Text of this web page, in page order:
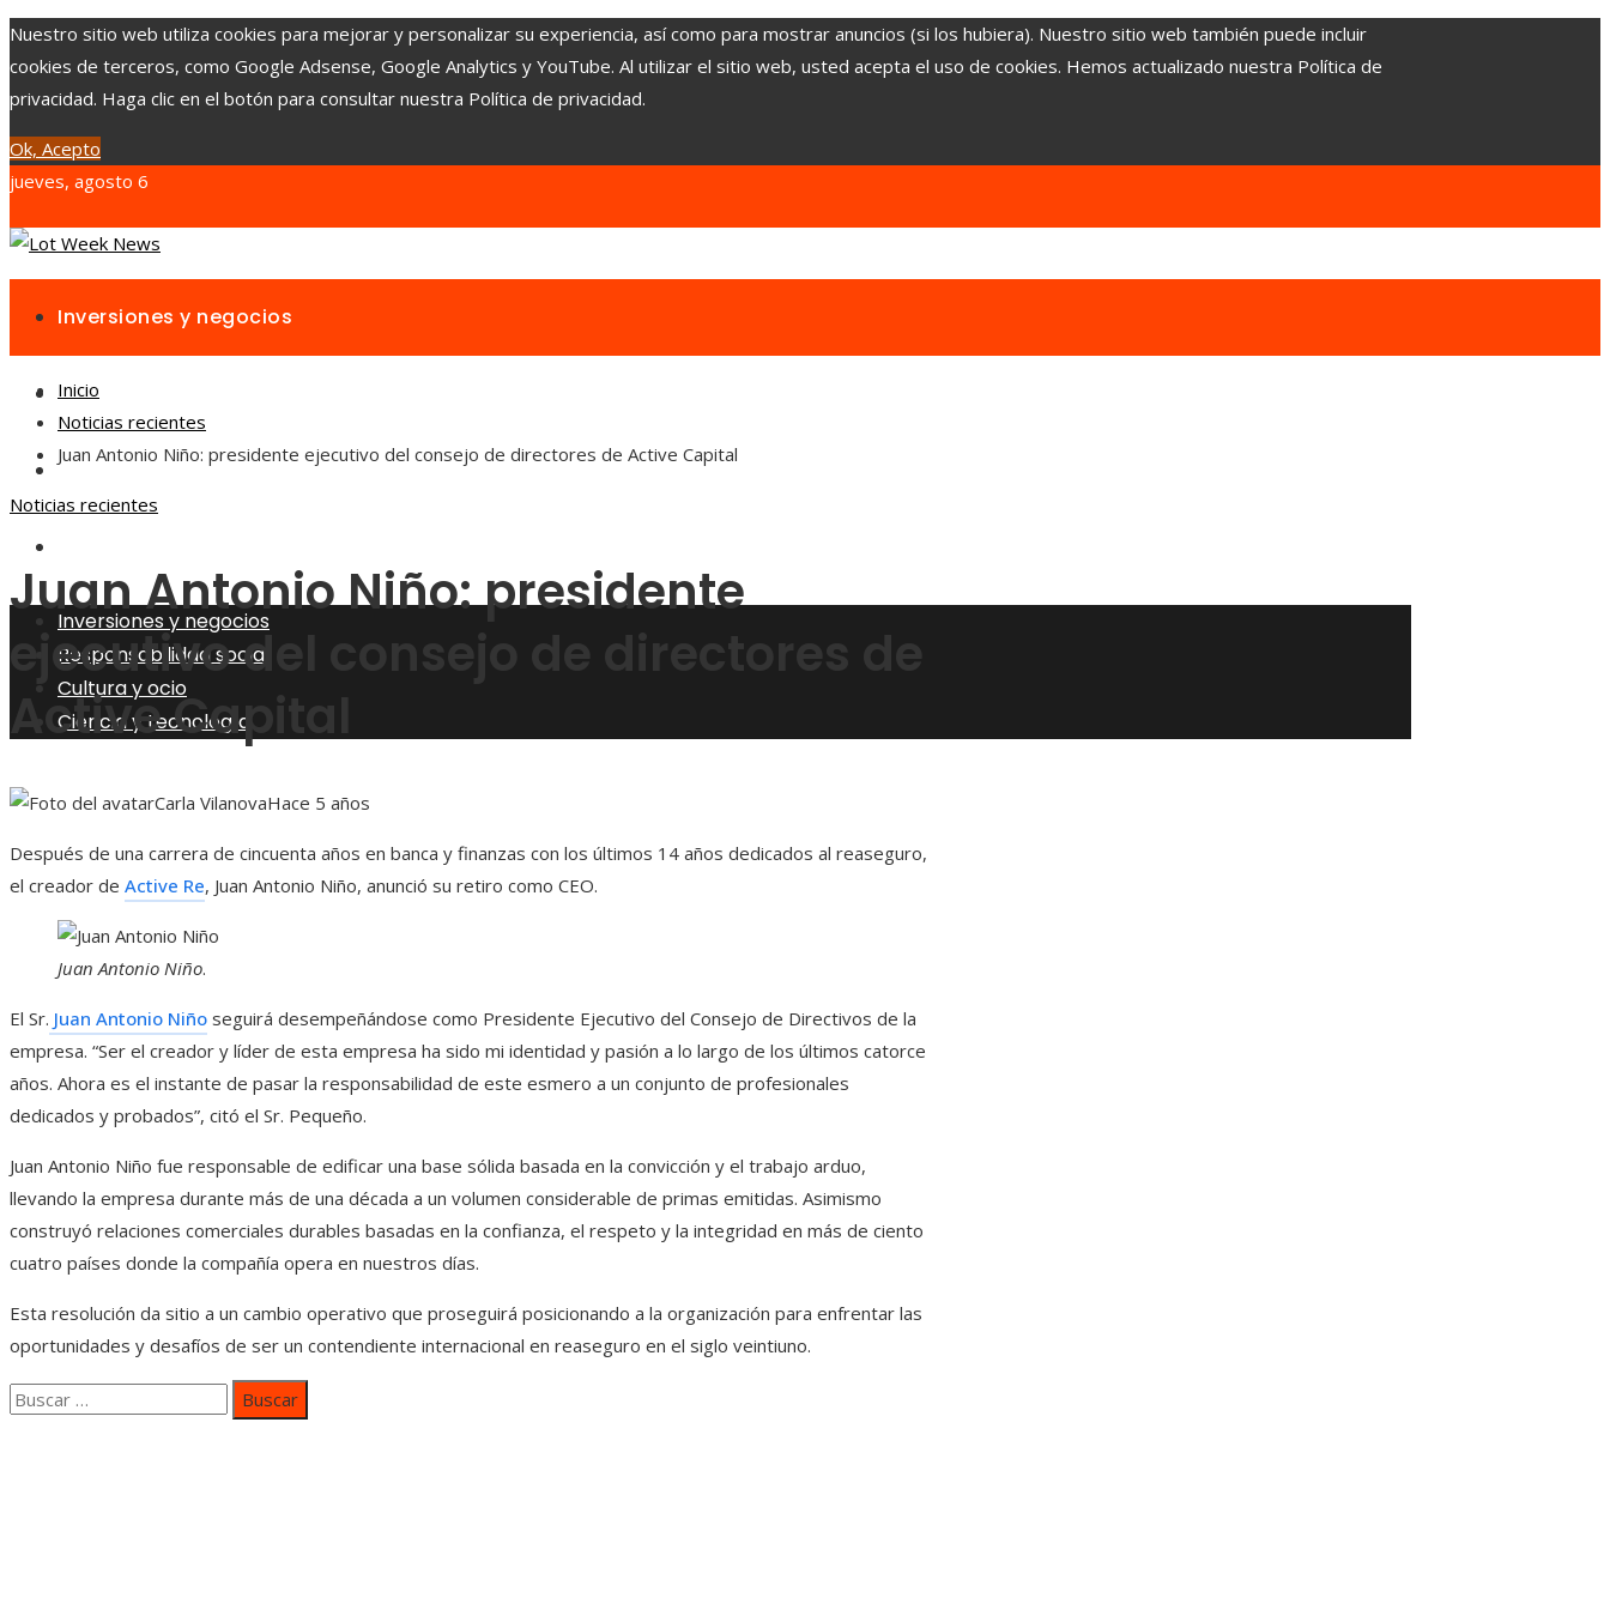
Nuestro sitio web utiliza cookies para mejorar y personalizar su experiencia, así como para mostrar anuncios (si los hubiera). Nuestro sitio web también puede incluir
cookies de terceros, como Google Adsense, Google Analytics y YouTube. Al utilizar el sitio web, usted acepta el uso de cookies. Hemos actualizado nuestra Política de
privacidad. Haga clic en el botón para consultar nuestra Política de privacidad.
Ok, Acepto
jueves, agosto 6
Inversiones y negocios
Responsabilidad social
Cultura y ocio
Inversiones y negocios
Responsabilidad social
Cultura y ocio
Ciencia y tecnología
Inicio
Noticias recientes
Juan Antonio Niño: presidente ejecutivo del consejo de directores de Active Capital
Noticias recientes
Juan Antonio Niño: presidente
ejecutivo del consejo de directores de
Active Capital
Carla VilanovaHace 5 años
Después de una carrera de cincuenta años en banca y finanzas con los últimos 14 años dedicados al reaseguro,
el creador de Active Re, Juan Antonio Niño, anunció su retiro como CEO.
Juan Antonio Niño.
El Sr. Juan Antonio Niño seguirá desempeñándose como Presidente Ejecutivo del Consejo de Directivos de la
empresa. “Ser el creador y líder de esta empresa ha sido mi identidad y pasión a lo largo de los últimos catorce
años. Ahora es el instante de pasar la responsabilidad de este esmero a un conjunto de profesionales
dedicados y probados”, citó el Sr. Pequeño.
Juan Antonio Niño fue responsable de edificar una base sólida basada en la convicción y el trabajo arduo,
llevando la empresa durante más de una década a un volumen considerable de primas emitidas. Asimismo
construyó relaciones comerciales durables basadas en la confianza, el respeto y la integridad en más de ciento
cuatro países donde la compañía opera en nuestros días.
Esta resolución da sitio a un cambio operativo que proseguirá posicionando a la organización para enfrentar las
oportunidades y desafíos de ser un contendiente internacional en reaseguro en el siglo veintiuno.
Buscar: